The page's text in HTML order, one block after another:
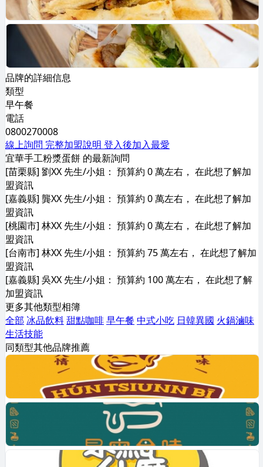
品牌的詳細信息
類型
早午餐
電話
0800270008
線上詢問 完整加盟說明 登入後加入最愛
宜華手工粉漿蛋餅 的最新詢問
[苗栗縣] 劉XX 先生/小姐： 預算約 0 萬左右， 在此想了解加
盟資訊
[嘉義縣] 龔XX 先生/小姐： 預算約 0 萬左右， 在此想了解加
盟資訊
[桃園市] 林XX 先生/小姐： 預算約 0 萬左右， 在此想了解加
盟資訊
[台南市] 林XX 先生/小姐： 預算約 75 萬左右， 在此想了解加
盟資訊
[嘉義縣] 吳XX 先生/小姐： 預算約 100 萬左右， 在此想了解
加盟資訊
更多其他類型相簿
全部 冰品飲料甜點咖啡早午餐 中式小吃 日韓異國 火鍋滷味
生活技能
同類型其他品牌推薦